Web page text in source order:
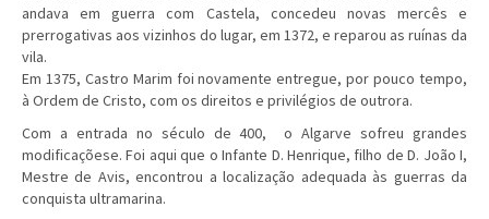
andava em guerra com Castela, concedeu novas mercês e
prerrogativas aos vizinhos do lugar, em 1372, e reparou as ruínas da
vila.
Em 1375, Castro Marim foi novamente entregue, por pouco tempo,
à Ordem de Cristo, com os direitos e privilégios de outrora.
Com a entrada no século de 400, o Algarve sofreu grandes
modificaçõese. Foi aqui que o Infante D. Henrique, filho de D. João I,
Mestre de Avis, encontrou a localização adequada às guerras da
conquista ultramarina.